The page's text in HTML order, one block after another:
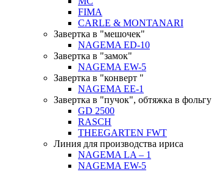
FIMA
CARLE & MONTANARI
Завертка в "мешочек"
NAGEMA ED-10
Завертка в "замок"
NAGEMA EW-5
Завертка в "конверт "
NAGEMA EE-1
Завертка в "пучок", обтяжка в фольгу
GD 2500
RASCH
THEEGARTEN FWT
Линия для производства ириса
NAGEMA LA – 1
NAGEMA EW-5